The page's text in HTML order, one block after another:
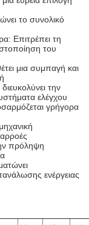
το συνολικό
Επιτρέπει τη
του
μια συμπαγή και
την
ελέγχου
γρήγορα
πρόληψη
ενέργειας